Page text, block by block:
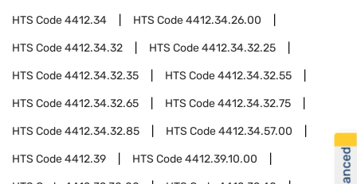
HTS Code4412.34 HTS Code4412.34.26.00
HTS Code4412.34.32 HTS Code4412.34.32.25
HTS Code4412.34.32.35 HTS Code4412.34.32.55
HTS Code4412.34.32.65 HTS Code4412.34.32.75
HTS Code4412.34.32.85 HTS Code4412.34.57.00
HTS Code4412.39 HTS Code4412.39.10.00